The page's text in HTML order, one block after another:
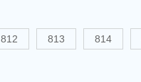
812 813 814